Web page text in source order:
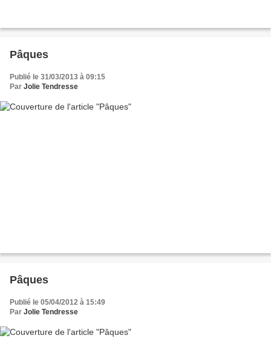
Pâques
Publié le 31/03/2013 à 09:15
Par Jolie Tendresse
Pâques
Publié le 05/04/2012 à 15:49
Par Jolie Tendresse